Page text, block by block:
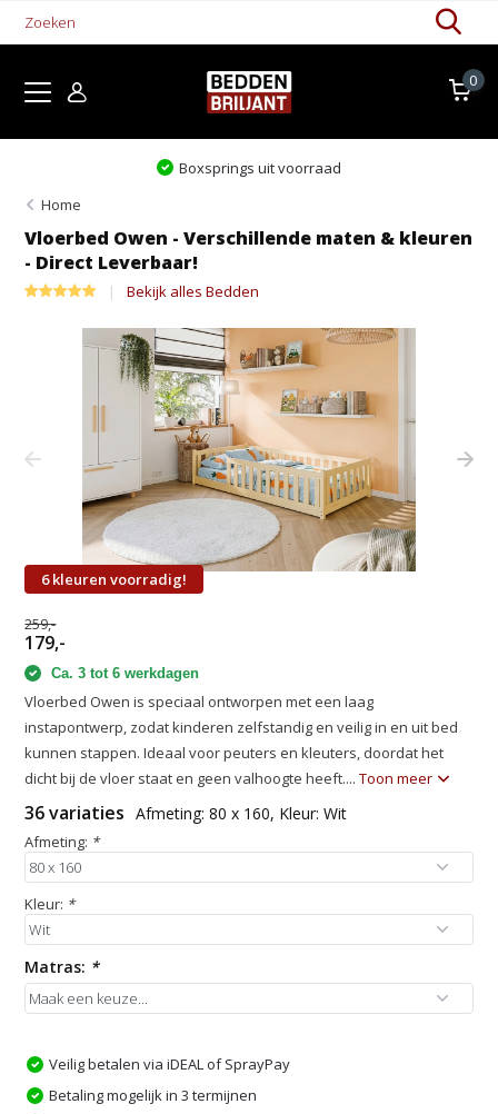
0
Home
Vloerbed Owen - Verschillende maten & kleuren
- Direct Leverbaar!
Bekijk alles Bedden
6 kleuren voorradig!
259,-
179,-
Ca. 3 tot 6 werkdagen
Vloerbed Owen is speciaal ontworpen met een laag
instapontwerp, zodat kinderen zelfstandig en veilig in en uit bed
kunnen stappen. Ideaal voor peuters en kleuters, doordat het
dicht bij de vloer staat en geen valhoogte heeft....Toon meer
36 variaties Afmeting: 80 x 160, Kleur: Wit
Afmeting: *
Kleur: *
Matras: *
Veilig betalen via iDEAL of SprayPay
Betaling mogelijk in 3 termijnen